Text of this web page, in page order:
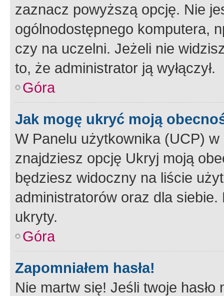
zaznacz powyższą opcję. Nie
ogólnodostępnego komputera,
czy na uczelni. Jeżeli nie
to, że administrator ją wyłączył.
Góra
Jak mogę ukryć moją
W Panelu użytkownika (UCP) w
znajdziesz opcję Ukryj moją
będziesz widoczny na liście
administratorów oraz dla
ukryty.
Góra
Zapomniałem hasła!
Nie martw się! Jeśli twoje